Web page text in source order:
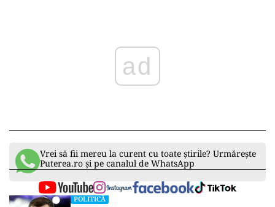
ad
Vrei să fii mereu la curent cu toate știrile? Urmărește
Puterea.ro și pe canalul de WhatsApp
POLITICĂ